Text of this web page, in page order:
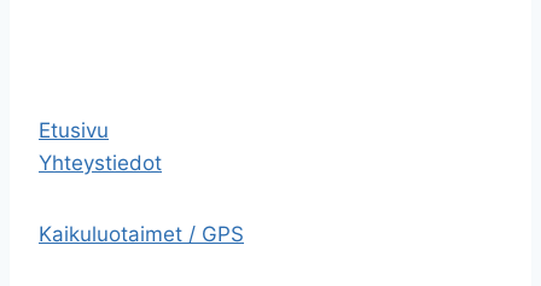
Etusivu
Yhteystiedot
Kaikuluotaimet / GPS